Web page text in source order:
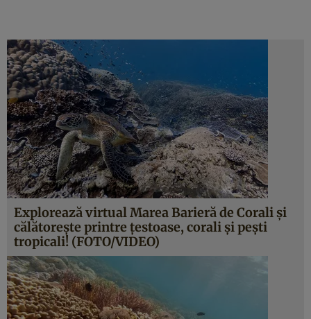
Explorează virtual Marea Barieră de Corali şi
călătoreşte printre ţestoase, corali şi peşti
tropicali! (FOTO/VIDEO)